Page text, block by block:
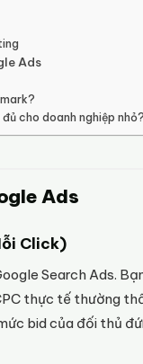
Ads
cho doanh nghiệp
Ads
Click)
Search Ads.
thực tế thường
bid của đối thủ